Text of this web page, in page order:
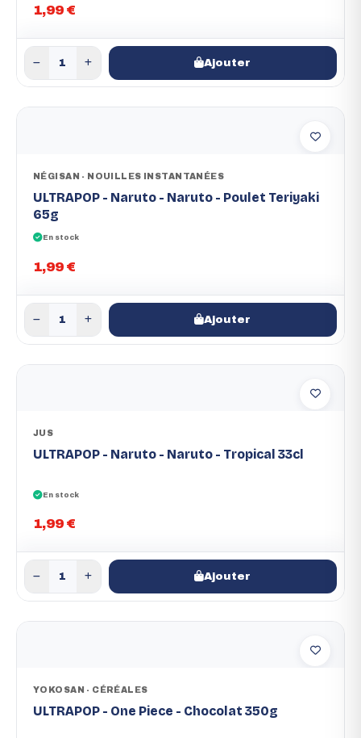
1,99 €
Ajouter
NÉGISAN - NOUILLES INSTANTANÉES
ULTRAPOP - Naruto - Naruto - Poulet Teriyaki
65g
En stock
1,99 €
Ajouter
JUS
ULTRAPOP - Naruto - Naruto - Tropical 33cl
En stock
1,99 €
Ajouter
YOKOSAN - CÉRÉALES
ULTRAPOP - One Piece - Chocolat 350g